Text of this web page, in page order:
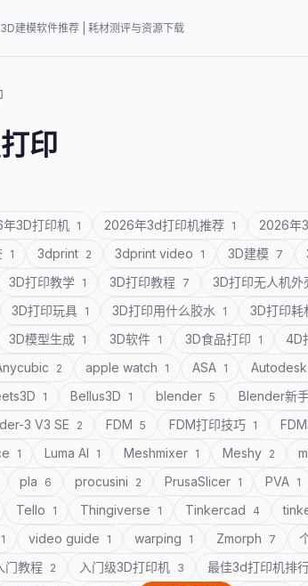
建模软件推荐 | 耗材测评与资源下载
印
3D打印机 1 2026年3d打印机推荐 1 2026年
1 3dprint 2 3dprint video 1 3D建模 7
3D打印教学 1 3D打印教程 7 3D打印无人机外
3D打印玩具 1 3D打印用什么胶水 1 3D打印耗
3D模型生成 1 3D软件 1 3D食品打印 1 4D
2 apple watch 1 ASA 1 Autodesk
1 Bellus3D 1 blender 5 Blender新
3 V3 SE 2 FDM 5 FDM打印技巧 1
1 Luma AI 1 Meshmixer 1 Meshy 2
pla 6 procusini 2 PrusaSlicer 1 PVA 1
Tello 1 Thingiverse 1 Tinkercad 4
1 video guide 1 warping 1 Zmorph 7
门教程 2 入门级3D打印机 3 最佳3d打印机排